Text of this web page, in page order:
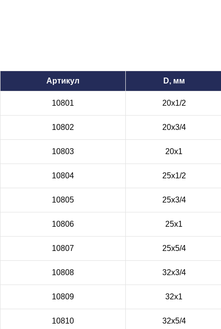
Артикул D, мм
10801 20х1/2
10802 20х3/4
10803 20х1
10804 25х1/2
10805 25х3/4
10806 25х1
10807 25х5/4
10808 32х3/4
10809 32х1
10810 32х5/4